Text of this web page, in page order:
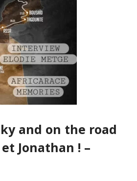
and on the road
Jonathan ! –